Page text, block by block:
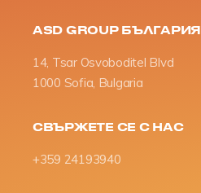
ASD GROUP БЪЛГАРИЯ
14, Tsar Osvoboditel Blvd
1000 Sofia, Bulgaria
СВЪРЖЕТЕ СЕ С НАС
+359 24193940